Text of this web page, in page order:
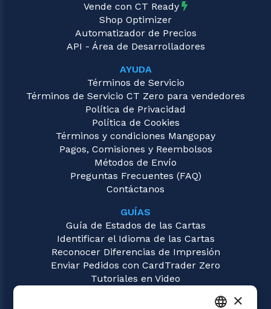
Vende con CT Ready
Shop Optimizer
Automatizador de Precios
API - Área de Desarrolladores
AYUDA
Términos de Servicio
Términos de Servicio CT Zero para vendedores
Política de Privacidad
Política de Cookies
Términos y condiciones Mangopay
Pagos, Comisiones y Reembolsos
Métodos de Envío
Preguntas Frecuentes (FAQ)
Contáctanos
GUÍAS
Guía de Estados de las Cartas
Identificar el Idioma de las Cartas
Reconocer Diferencias de Impresión
Enviar Pedidos con CardTrader Zero
Tutoriales en Video
×